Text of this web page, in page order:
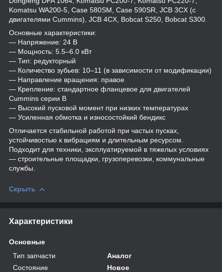
Komatsu WA200-5, Case 580SM, Case 590SR, JCB 3CX (с
двигателями Cummins), JCB 4CX, Bobcat S250, Bobcat S300.
Основные характеристики:
— Напряжение: 24 В
— Мощность: 5.5–6.0 кВт
— Тип: редукторный
— Количество зубьев: 10–11 (в зависимости от модификации)
— Направление вращения: правое
— Крепление: стандартное фланцевое для двигателей
Cummins серии B
— Высокий пусковой момент при низких температурах
— Усиленная обмотка и износостойкий бендикс
Отличается стабильной работой при частых пусках,
устойчивостью к вибрациям и длительным ресурсом.
Подходит для техники, эксплуатируемой в тяжелых условиях
— строительные площадки, грузоперевозки, коммунальные
службы.
Скрыть
Характеристики
Основные
Тип запчасти
Аналог
Состояние
Новое